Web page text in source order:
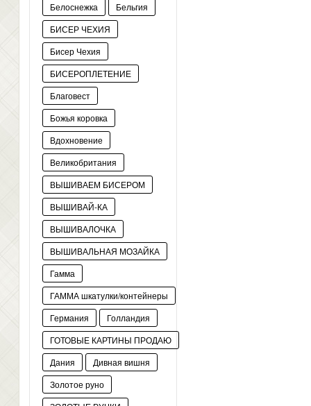
Белоснежка
Бельгия
БИСЕР ЧЕХИЯ
Бисер Чехия
БИСЕРОПЛЕТЕНИЕ
Благовест
Божья коровка
Вдохновение
Великобритания
ВЫШИВАЕМ БИСЕРОМ
ВЫШИВАЙ-КА
ВЫШИВАЛОЧКА
ВЫШИВАЛЬНАЯ МОЗАЙКА
Гамма
ГАММА шкатулки/контейнеры
Германия
Голландия
ГОТОВЫЕ КАРТИНЫ ПРОДАЮ
Дания
Дивная вишня
Золотое руно